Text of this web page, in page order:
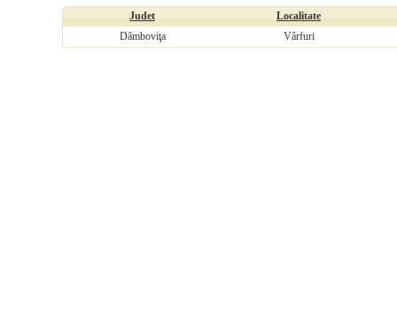
Judet
Localitate
Dâmboviţa
Vârfuri